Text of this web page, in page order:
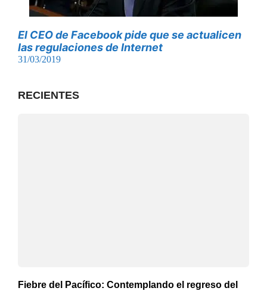
El CEO de Facebook pide que se actualicen
las regulaciones de Internet
31/03/2019
RECIENTES
Fiebre del Pacífico: Contemplando el regreso del